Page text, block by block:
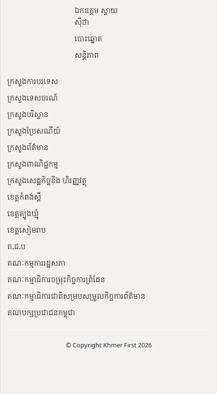
ឯកឧត្តម ស្វាយ
ស៊ីថា
បោះឆ្នោត
សន្តិភាព
ក្រសួងការបរទេស
ក្រសួងទេសចរណ៍
ក្រសួងបរិស្ថាន
ក្រសួងប្រៃសណីយ៍
ក្រសួងព័ត៌មាន
ក្រសួងពាណិជ្ជកម្ម
ក្រសួងសេដ្ឋកិច្ចនិង ហិរញ្ញវត្ថុ
ខេត្តកំពង់ស្ពឺ
ខេត្តត្បូងឃ្មុំ
ខេត្តសៀមរាប
គ.ជ.ប
គណៈកម្មការរដ្ឋសភា
គណៈកម្មាធិការចម្រុះកិច្ចការព្រំដែន
គណៈកម្មាធិការជាតិសម្របសម្រួលកិច្ចការព័ត៌មាន
គណបក្សប្រជាជនកម្ពុជា
© Copyright Khmer First 2026